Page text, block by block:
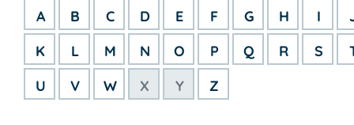
A B C D E F G H I
K
L M N O P Q R S
U
V W X Y Z